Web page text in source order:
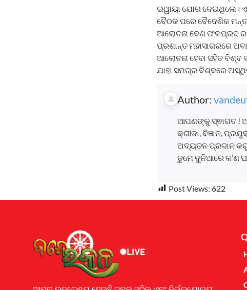
ଇୱାୟା ଯୋଗ ଦେଇଥିଲେ।
ବୈଠକ ପରେ ବୈଦେଶିକ
ଆଲୋଚନା ବେଶ ଫଳପ୍ରଦ
ପ୍ରଶାନ୍ତ ମହାସାଗରରେ
ଆଲୋଚନା ହେବା ସହିତ
ଯାହା ସମଗ୍ର ବିଶ୍ବରେ
Author:
ଆପଣଙ୍କୁ ସ୍ଵାଗତ !
କ୍ରୀଡା, ବିଜ୍ଞାନ,
ଅଦ୍ୟତନ ପ୍ରଦାନ
ତୁମେ ଦୁନିଆରେ କ’ଣ
Post Views: 622